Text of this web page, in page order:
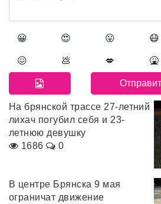
😀 😍 😛 😷
😖 💩 💋 🤮
На брянской трассе 27-летний
лихач погубил себя и 23-
летнюю девушку
1686
0
В центре Брянска 9 мая
ограничат движение